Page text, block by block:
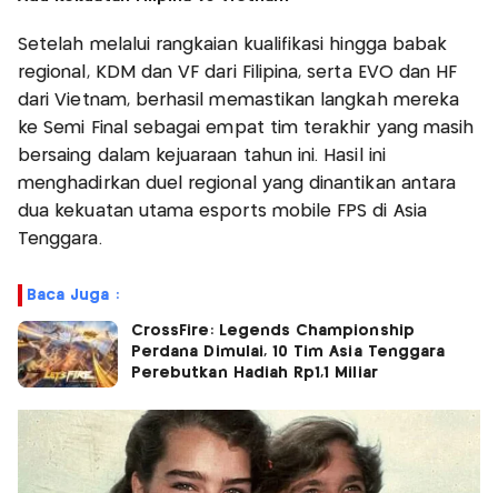
Setelah melalui rangkaian kualifikasi hingga babak
regional, KDM dan VF dari Filipina, serta EVO dan HF
dari Vietnam, berhasil memastikan langkah mereka
ke Semi Final sebagai empat tim terakhir yang masih
bersaing dalam kejuaraan tahun ini. Hasil ini
menghadirkan duel regional yang dinantikan antara
dua kekuatan utama esports mobile FPS di Asia
Tenggara.
Baca Juga :
CrossFire: Legends Championship
Perdana Dimulai, 10 Tim Asia Tenggara
Perebutkan Hadiah Rp1,1 Miliar